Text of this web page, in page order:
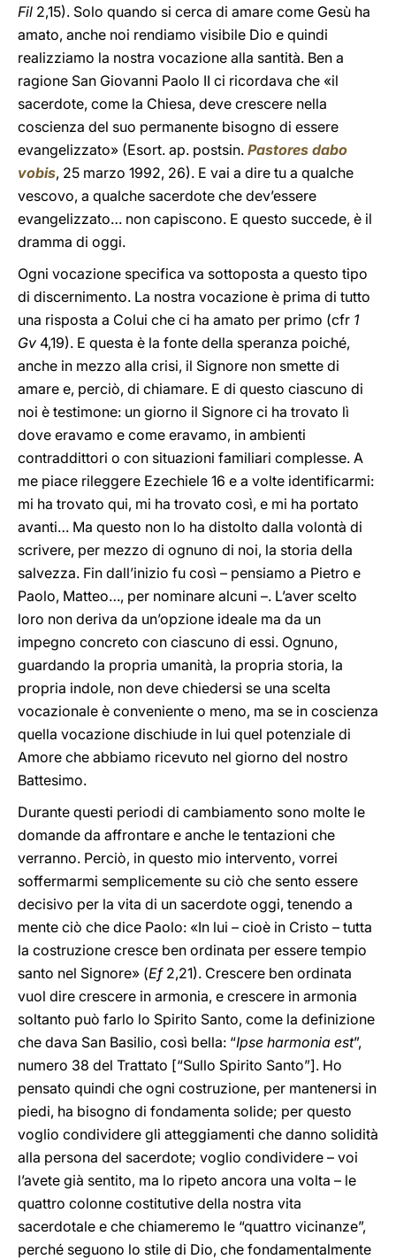
Fil 2,15). Solo quando si cerca di amare come Gesù ha
amato, anche noi rendiamo visibile Dio e quindi
realizziamo la nostra vocazione alla santità. Ben a
ragione San Giovanni Paolo II ci ricordava che «il
sacerdote, come la Chiesa, deve crescere nella
coscienza del suo permanente bisogno di essere
evangelizzato» (Esort. ap. postsin. Pastores dabo
vobis, 25 marzo 1992, 26). E vai a dire tu a qualche
vescovo, a qualche sacerdote che dev’essere
evangelizzato… non capiscono. E questo succede, è il
dramma di oggi.
Ogni vocazione specifica va sottoposta a questo tipo
di discernimento. La nostra vocazione è prima di tutto
una risposta a Colui che ci ha amato per primo (cfr 1
Gv 4,19). E questa è la fonte della speranza poiché,
anche in mezzo alla crisi, il Signore non smette di
amare e, perciò, di chiamare. E di questo ciascuno di
noi è testimone: un giorno il Signore ci ha trovato lì
dove eravamo e come eravamo, in ambienti
contraddittori o con situazioni familiari complesse. A
me piace rileggere Ezechiele 16 e a volte identificarmi:
mi ha trovato qui, mi ha trovato così, e mi ha portato
avanti… Ma questo non lo ha distolto dalla volontà di
scrivere, per mezzo di ognuno di noi, la storia della
salvezza. Fin dall’inizio fu così – pensiamo a Pietro e
Paolo, Matteo…, per nominare alcuni –. L’aver scelto
loro non deriva da un’opzione ideale ma da un
impegno concreto con ciascuno di essi. Ognuno,
guardando la propria umanità, la propria storia, la
propria indole, non deve chiedersi se una scelta
vocazionale è conveniente o meno, ma se in coscienza
quella vocazione dischiude in lui quel potenziale di
Amore che abbiamo ricevuto nel giorno del nostro
Battesimo.
Durante questi periodi di cambiamento sono molte le
domande da affrontare e anche le tentazioni che
verranno. Perciò, in questo mio intervento, vorrei
soffermarmi semplicemente su ciò che sento essere
decisivo per la vita di un sacerdote oggi, tenendo a
mente ciò che dice Paolo: «In lui – cioè in Cristo – tutta
la costruzione cresce ben ordinata per essere tempio
santo nel Signore» (Ef2,21). Crescere ben ordinata
vuol dire crescere in armonia, e crescere in armonia
soltanto può farlo lo Spirito Santo, come la definizione
che dava San Basilio, così bella: “Ipse harmonia est”,
numero 38 del Trattato [“Sullo Spirito Santo”]. Ho
pensato quindi che ogni costruzione, per mantenersi in
piedi, ha bisogno di fondamenta solide; per questo
voglio condividere gli atteggiamenti che danno solidità
alla persona del sacerdote; voglio condividere – voi
l’avete già sentito, ma lo ripeto ancora una volta – le
quattro colonne costitutive della nostra vita
sacerdotale e che chiameremo le “quattro vicinanze”,
perché seguono lo stile di Dio, che fondamentalmente